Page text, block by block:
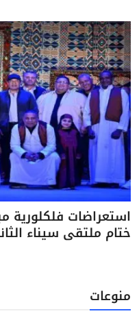
استعراضات فلكلورية
ختام ملتقى سيناء
منوعات